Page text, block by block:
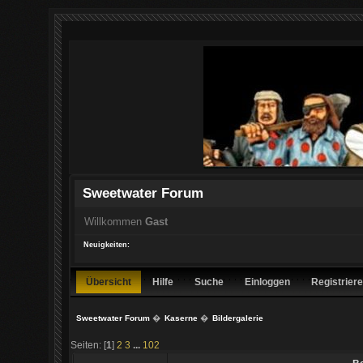
Sweetwater Forum
Willkommen Gast
Neuigkeiten:
Übersicht Hilfe Suche Einloggen
Sweetwater Forum� Kaserne� Bildergalerie
Seiten: [1]2 3
102